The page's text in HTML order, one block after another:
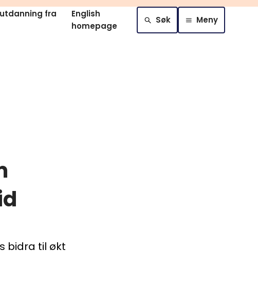
fra
English
homepage
Søk Meny
bidra til økt